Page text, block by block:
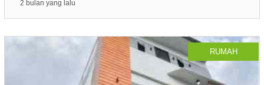
2 bulan yang lalu
RUMAH